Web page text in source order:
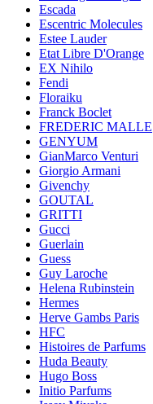
Escada
Escentric Molecules
Estee Lauder
Etat Libre D'Orange
EX Nihilo
Fendi
Floraiku
Franck Boclet
FREDERIC MALLE
GENYUM
GianMarco Venturi
Giorgio Armani
Givenchy
GOUTAL
GRITTI
Gucci
Guerlain
Guess
Guy Laroche
Helena Rubinstein
Hermes
Herve Gambs Paris
HFC
Histoires de Parfums
Huda Beauty
Hugo Boss
Initio Parfums